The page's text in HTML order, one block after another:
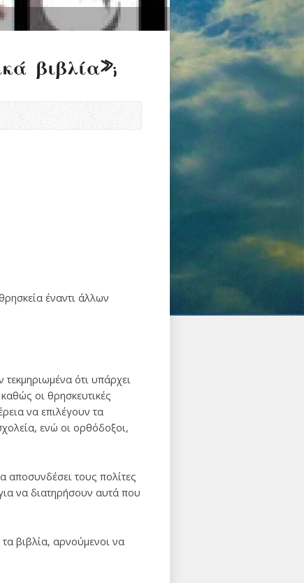
βιβλία»;
έναντι άλλων
ότι υπάρχει
οι θρησκευτικές
να επιλέγουν τα
ενώ οι ορθόδοξοι,
αποσυνδέσει τους πολίτες
να διατηρήσουν αυτά που
βιβλία, αρνούμενοι να